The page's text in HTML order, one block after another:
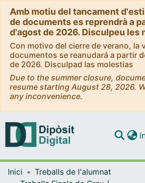
Amb motiu del tancament
de documents es reprendrà a
d'agost de 2026. Disculpeu les
Con motivo del cierre de verano, la
documentos se reanudará a partir
de 2026. Disculpad las molestias
Due to the summer closure,
resume starting August 28, 2026.
any inconvenience.
Navega
Inici
Treballs de l'alumnat